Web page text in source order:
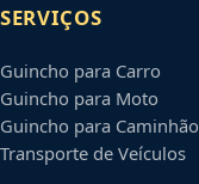
SERVIÇOS
Guincho para Carro
Guincho para Moto
Guincho para Caminhão
Transporte de Veículos